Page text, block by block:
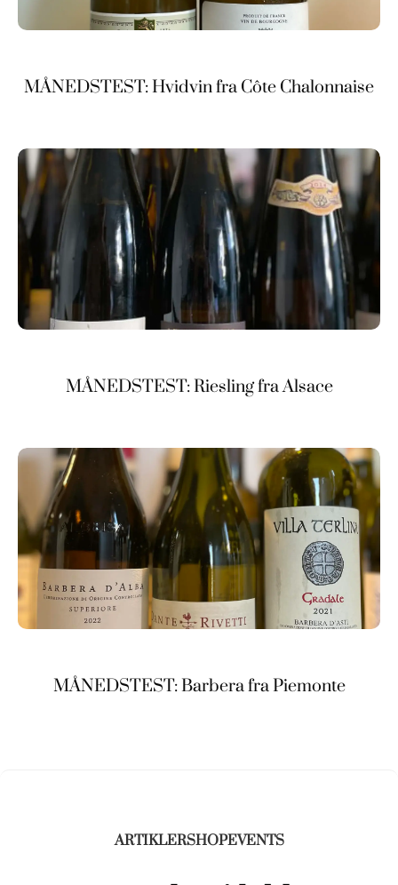
MÅNEDSTEST: Hvidvin fra Côte Chalonnaise
MÅNEDSTEST: Riesling fra Alsace
MÅNEDSTEST: Barbera fra Piemonte
ARTIKLERSHOPEVENTS